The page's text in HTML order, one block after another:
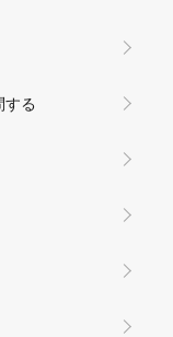
する